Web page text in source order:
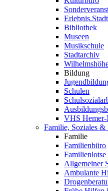
Erlebnis.Stadt
Bibliothek
Museen
Musikschule
Stadtarchiv
Bildung
Schulen
VHS
Familie, Soziales &
Familie
Familienbüro
Familienlotse
Allgemeiner
Ambulante